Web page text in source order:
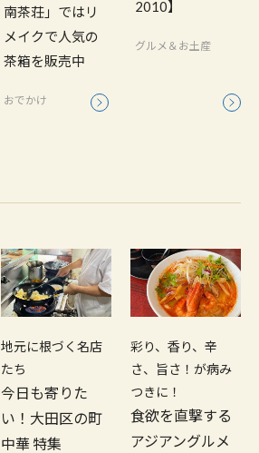
南茶荘」ではリ
メイクで人気の
茶箱を販売中
おでかけ
2010】
グルメ＆お土産
地元に根づく名店
たち
今日も寄りた
い！大田区の町
中華 特集
彩り、香り、辛
さ、旨さ！が病み
つきに！
食欲を直撃する
アジアングルメ